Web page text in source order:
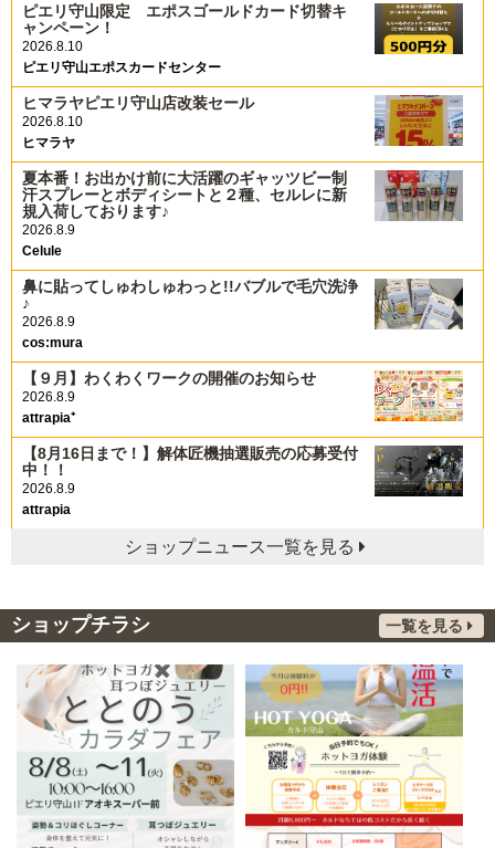
ピエリ守山限定 エポスゴールドカード切替キ
ャンペーン！
2026.8.10
ピエリ守山エポスカードセンター
ヒマラヤピエリ守山店改装セール
2026.8.10
ヒマラヤ
夏本番！お出かけ前に大活躍のギャッツビー制
汗スプレーとボディシートと２種、セルレに新
規入荷しております♪
2026.8.9
Celule
鼻に貼ってしゅわしゅわっと!!バブルで毛穴洗浄
♪
2026.8.9
cos:mura
【９月】わくわくワークの開催のお知らせ
2026.8.9
attrapia⁺
【8月16日まで！】解体匠機抽選販売の応募受付
中！！
2026.8.9
attrapia
ショップニュース一覧を見る
ショップチラシ 一覧を見る